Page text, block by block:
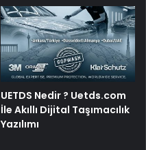
UETDS Nedir ? Uetds.com
İle Akıllı Dijital Taşımacılık
Yazılımı